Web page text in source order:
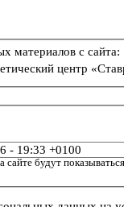
материалов с сайта:
центр
будут